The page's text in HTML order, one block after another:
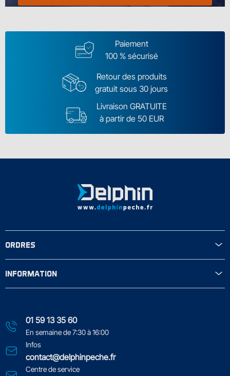
Paiement
100 % sécurisé
Retour des produits
gratuit sous 30 jours
Livraison GRATUITE
à partir de 50 EUR
01 59 13 35 60
En semaine de 7:30 à 16:00
Infos
contact@delphinpeche.fr
Centre de service
ORDRES
INFORMATION